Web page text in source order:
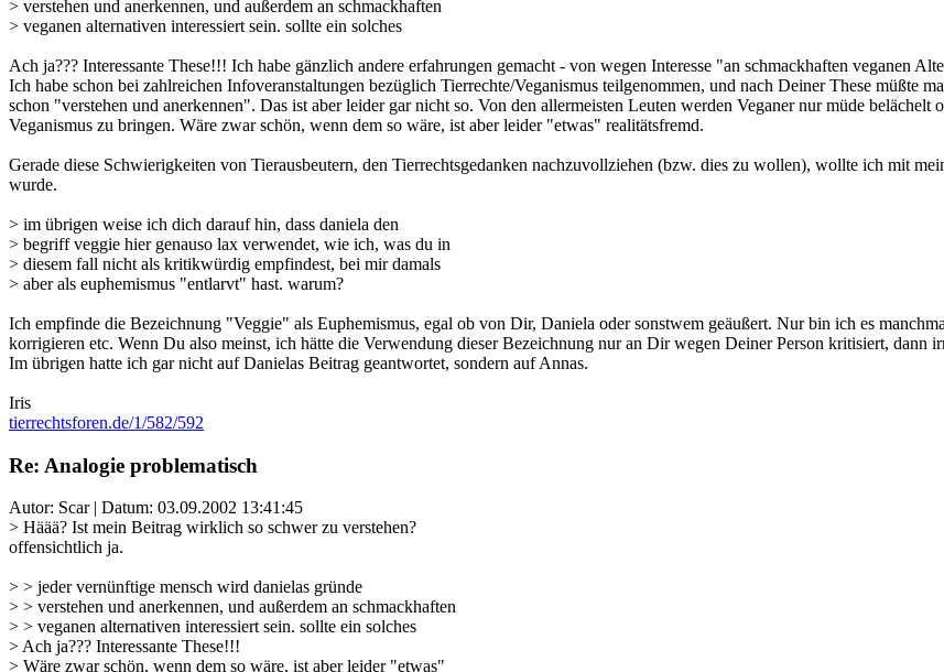
> verstehen und anerkennen, und außerdem an schmackhaften
> veganen alternativen interessiert sein. sollte ein solches
Ach ja??? Interessante These!!! Ich habe gänzlich andere erfahrungen gemacht - von wegen Interesse "an schmackhaften veganen
Ich habe schon bei zahlreichen Infoveranstaltungen bezüglich Tierrechte/Veganismus teilgenommen, und nach Deiner These müßte
schon "verstehen und anerkennen". Das ist aber leider gar nicht so. Von den allermeisten Leuten werden Veganer nur müde
Veganismus zu bringen. Wäre zwar schön, wenn dem so wäre, ist aber leider "etwas" realitätsfremd.
Gerade diese Schwierigkeiten von Tierausbeutern, den Tierrechtsgedanken nachzuvollziehen (bzw. dies zu wollen), wollte ich mit
wurde.
> im übrigen weise ich dich darauf hin, dass daniela den
> begriff veggie hier genauso lax verwendet, wie ich, was du in
> diesem fall nicht als kritikwürdig empfindest, bei mir damals
> aber als euphemismus "entlarvt" hast. warum?
Ich empfinde die Bezeichnung "Veggie" als Euphemismus, egal ob von Dir, Daniela oder sonstwem geäußert. Nur bin ich es
korrigieren etc. Wenn Du also meinst, ich hätte die Verwendung dieser Bezeichnung nur an Dir wegen Deiner Person kritisiert, dann
Im übrigen hatte ich gar nicht auf Danielas Beitrag geantwortet, sondern auf Annas.
Iris
tierrechtsforen.de/1/582/592
Re: Analogie problematisch
Autor: Scar | Datum: 03.09.2002 13:41:45
> Häää? Ist mein Beitrag wirklich so schwer zu verstehen?
offensichtlich ja.
> > jeder vernünftige mensch wird danielas gründe
> > verstehen und anerkennen, und außerdem an schmackhaften
> > veganen alternativen interessiert sein. sollte ein solches
> Ach ja??? Interessante These!!!
> Wäre zwar schön, wenn dem so wäre, ist aber leider "etwas"